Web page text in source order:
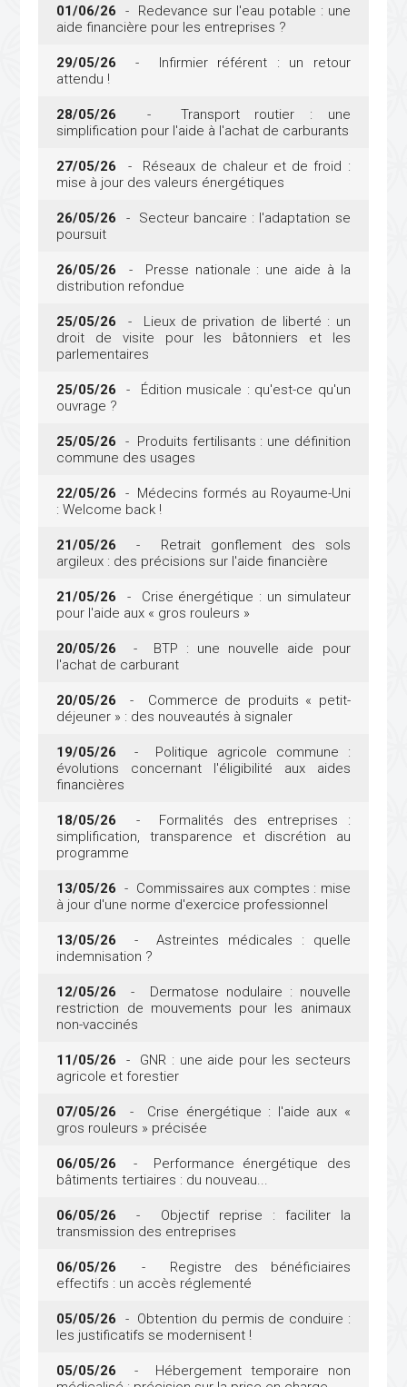
01/06/26 - Redevance sur l'eau potable : une
aide financière pour les entreprises ?
29/05/26 - Infirmier référent : un retour
attendu !
28/05/26 - Transport routier : une
simplification pour l'aide à l'achat de carburants
27/05/26 - Réseaux de chaleur et de froid :
mise à jour des valeurs énergétiques
26/05/26 - Secteur bancaire : l'adaptation se
poursuit
26/05/26 - Presse nationale : une aide à la
distribution refondue
25/05/26 - Lieux de privation de liberté : un
droit de visite pour les bâtonniers et les
parlementaires
25/05/26 - Édition musicale : qu'est-ce qu'un
ouvrage ?
25/05/26 - Produits fertilisants : une définition
commune des usages
22/05/26 - Médecins formés au Royaume-Uni
: Welcome back !
21/05/26 - Retrait gonflement des sols
argileux : des précisions sur l'aide financière
21/05/26 - Crise énergétique : un simulateur
pour l'aide aux « gros rouleurs »
20/05/26 - BTP : une nouvelle aide pour
l'achat de carburant
20/05/26 - Commerce de produits « petit-
déjeuner » : des nouveautés à signaler
19/05/26 - Politique agricole commune :
évolutions concernant l'éligibilité aux aides
financières
18/05/26 - Formalités des entreprises :
simplification, transparence et discrétion au
programme
13/05/26 - Commissaires aux comptes : mise
à jour d'une norme d'exercice professionnel
13/05/26 - Astreintes médicales : quelle
indemnisation ?
12/05/26 - Dermatose nodulaire : nouvelle
restriction de mouvements pour les animaux
non-vaccinés
11/05/26 - GNR : une aide pour les secteurs
agricole et forestier
07/05/26 - Crise énergétique : l'aide aux «
gros rouleurs » précisée
06/05/26 - Performance énergétique des
bâtiments tertiaires : du nouveau...
06/05/26 - Objectif reprise : faciliter la
transmission des entreprises
06/05/26 - Registre des bénéficiaires
effectifs : un accès réglementé
05/05/26 - Obtention du permis de conduire :
les justificatifs se modernisent !
05/05/26 - Hébergement temporaire non